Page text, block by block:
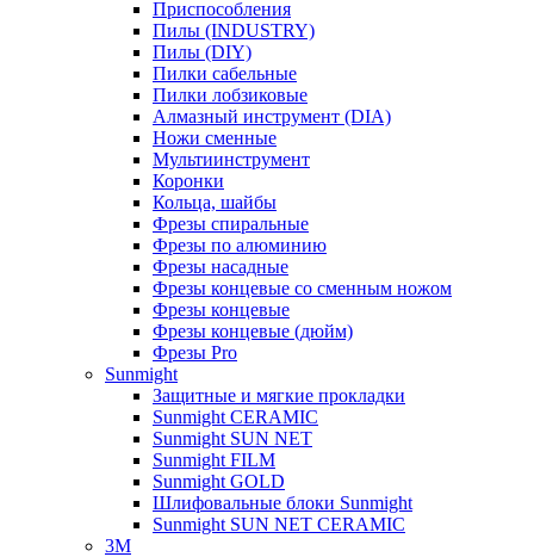
Приспособления
Пилы (INDUSTRY)
Пилы (DIY)
Пилки сабельные
Пилки лобзиковые
Алмазный инструмент (DIA)
Ножи сменные
Мультиинструмент
Коронки
Кольца, шайбы
Фрезы спиральные
Фрезы по алюминию
Фрезы насадные
Фрезы концевые со сменным ножом
Фрезы концевые
Фрезы концевые (дюйм)
Фрезы Pro
Sunmight
Защитные и мягкие прокладки
Sunmight CERAMIC
Sunmight SUN NET
Sunmight FILM
Sunmight GOLD
Шлифовальные блоки Sunmight
Sunmight SUN NET CERAMIC
3M